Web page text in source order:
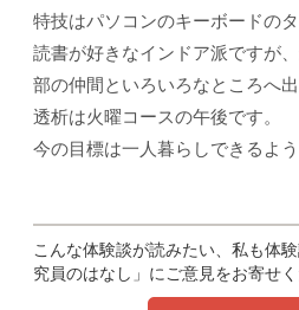
特技はパソコンのキーボードの
読書が好きなインドア派ですが
部の仲間といろいろなところへ
透析は火曜コースの午後です。
今の目標は一人暮らしできるよ
こんな体験談が読みたい、私も体
究員のはなし」にご意見をお寄せ